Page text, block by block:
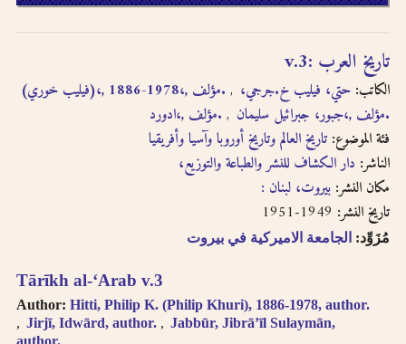
Tārīkh al-ʻArab v.3
Author: Hitti, Philip K. (Philip Khuri), 1886-1978, author.
Jirjī, Idwārd, author.
Jabbūr, Jibrāʼīl Sulaymān,
author.
تاريخ العرب :‪‪‪‪‪‪‪‪‪ v.3
الكاتب: حتي، فيليب خ.‪‪‪‪‪‪‪‪‪ (فيليب خوري)،‪‪‪‪‪‪‪‪‪, 1886-1978،, مؤلف.‪‪‪‪‪‪‪‪‪جرجي،
جبور، جبرائيل سليمان،‪‪‪‪‪‪‪‪‪, مؤلف.‪‪‪‪‪‪‪‪‪
فئة الموضوع: تاريخ العالم وتاريخ أوروبا وآسيا وأفريقيا
الناشر: دار الكشاف للنشر والطباعة والتوزيع،‪‪‪‪‪‪‪‪‪
مكان النشر: بيروت، لبنان :‪‪‪‪‪‪‪‪‪
تاريخ النشر:
مُزَوِّد: الجامعة الاميركية في بيروت